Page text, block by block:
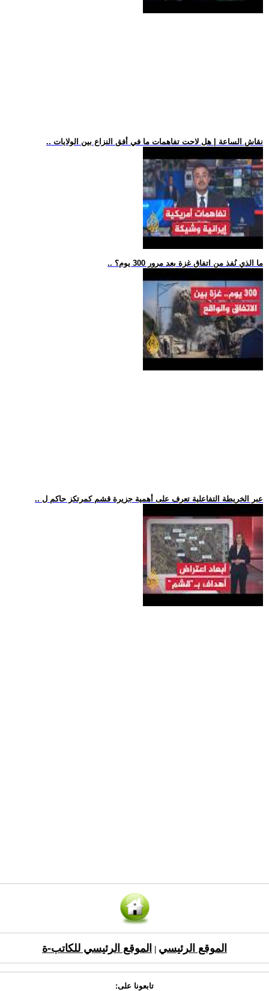
.. نقاش الساعة | هل لاحت تفاهمات ما في أفق النزاع بين الولايات
.. ما الذي نُفذ من اتفاق غزة بعد مرور 300 يوم؟
.. عبر الخريطة التفاعلية تعرف على أهمية جزيرة قشم كمرتكز حاكم ل
الموقع الرئيسي الموقع الرئيسي للكاتب-ة
تابعونا على: